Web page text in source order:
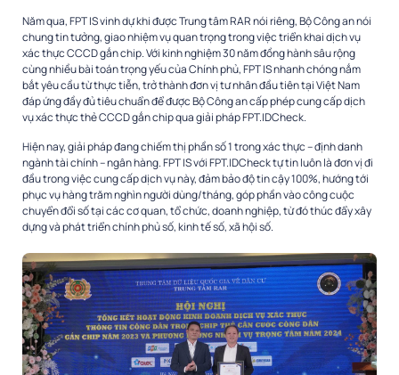
Năm qua, FPT IS vinh dự khi được Trung tâm RAR nói riêng, Bộ Công an nói
chung tin tưởng, giao nhiệm vụ quan trọng trong việc triển khai dịch vụ
xác thực CCCD gắn chip. Với kinh nghiệm 30 năm đồng hành sâu rộng
cùng nhiều bài toán trọng yếu của Chính phủ, FPT IS nhanh chóng nắm
bắt yêu cầu từ thực tiễn, trở thành đơn vị tư nhân đầu tiên tại Việt Nam
đáp ứng đầy đủ tiêu chuẩn để được Bộ Công an cấp phép cung cấp dịch
vụ xác thực thẻ CCCD gắn chip qua giải pháp FPT.IDCheck.
Hiện nay, giải pháp đang chiếm thị phần số 1 trong xác thực – định danh
ngành tài chính – ngân hàng. FPT IS với FPT.IDCheck tự tin luôn là đơn vị đi
đầu trong việc cung cấp dịch vụ này, đảm bảo độ tin cậy 100%, hướng tới
phục vụ hàng trăm nghìn người dùng/tháng, góp phần vào công cuộc
chuyển đổi số tại các cơ quan, tổ chức, doanh nghiệp, từ đó thúc đẩy xây
dựng và phát triển chính phủ số, kinh tế số, xã hội số.